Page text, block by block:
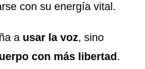
con su energía vital.
a usar la voz, sino
con más libertad .